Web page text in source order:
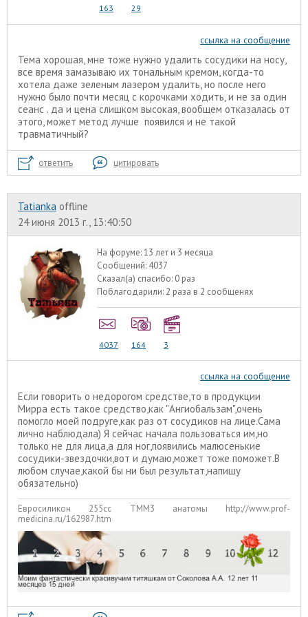
163 29
ссылка на сообщение
Тема хорошая, мне тоже нужно удалить сосудики на носу,
все время замазываю их тональным кремом, когда-то
хотела даже зеленым лазером удалить, но после него
нужно было почти месяц с корочками ходить, и не за один
сеанс . да и цена слишком высокая, вообщем отказалась от
этого, может метод лучше появился и не такой
травматичный?
ответить цитировать
Tatianka offline
24 июня 2013 г., 13:40:50
На форуме:13 лет и 3 месяца
Сообщений: 4037
Сказал(а) спасибо: 0 раз
Поблагодарили: 2 раза в 2 сообщенях
4037 164 3
ссылка на сообщение
Если говорить о недорогом средстве,то в продукции
Мирра есть такое средство,как "Ангиобальзам",очень
помогло моей подруге,как раз от сосудиков на лице.Сама
лично наблюдала) Я сейчас начала пользоваться им,но
только не для лица,а для ног,появились малюсенькие
сосудики-звездочки,вот и думаю,может тоже поможет.В
любом случае,какой бы ни был результат,напишу
обязательно)
Евросиликон 255сс ТММ3 анатомы http://www.prof-
medicina.ru/162987.htm